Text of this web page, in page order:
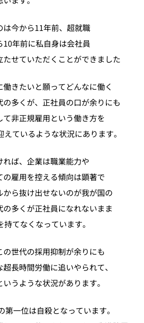
今から11年前、超就職
年前に私自身は会社員
せていただくことができました
きたいと願ってどんなに働く
多くが、正社員の口が余りにも
非正規雇用という働き方を
ているような状況にあります。
ば、企業は職業能力や
雇用を控える傾向は顕著で
ら抜け出せないのが我が国の
多くが正社員になれないまま
てなくなっています。
世代の採用抑制が余りにも
長時間労働に追いやられて、
うような状況があります。
一位は自殺となっています。